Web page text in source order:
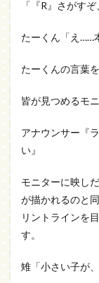
「『R』さがすぞ
たーくん「え……
たーくんの言葉
皆が見つめるモ
アナウンサー『
い』
モニターに映し
が描かれるのと
リントラインを
す。
雉「小さい子が